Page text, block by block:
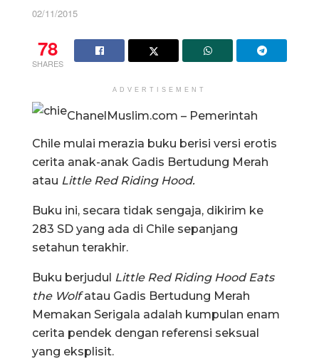
02/11/2015
78
SHARES
ADVERTISEMENT
ChanelMuslim.com – Pemerintah
Chile mulai merazia buku berisi versi erotis
cerita anak-anak Gadis Bertudung Merah
atau Little Red Riding Hood.
Buku ini, secara tidak sengaja, dikirim ke
283 SD yang ada di Chile sepanjang
setahun terakhir.
Buku berjudul Little Red Riding Hood Eats
the Wolfatau Gadis Bertudung Merah
Memakan Serigala adalah kumpulan enam
cerita pendek dengan referensi seksual
yang eksplisit.